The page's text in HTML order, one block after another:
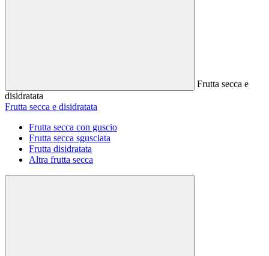
Frutta secca e
disidratata
Frutta secca e disidratata
Frutta secca con guscio
Frutta secca sgusciata
Frutta disidratata
Altra frutta secca